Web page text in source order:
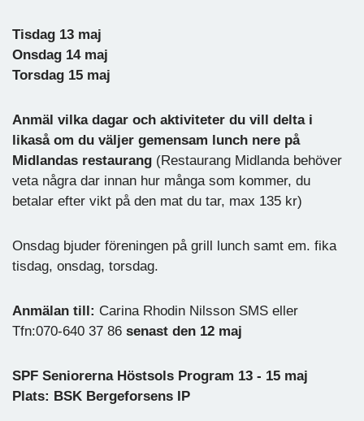
Tisdag 13 maj
Onsdag 14 maj
Torsdag 15 maj
Anmäl vilka dagar och aktiviteter du vill delta i
likaså om du väljer gemensam lunch nere på
Midlandas restaurang (Restaurang Midlanda behöver
veta några dar innan hur många som kommer, du
betalar efter vikt på den mat du tar, max 135 kr)
Onsdag bjuder föreningen på grill lunch samt em. fika
tisdag, onsdag, torsdag.
Anmälan till: Carina Rhodin Nilsson SMS eller
Tfn:070-640 37 86 senast den 12 maj
SPF Seniorerna Höstsols Program 13 - 15 maj
Plats: BSK Bergeforsens IP